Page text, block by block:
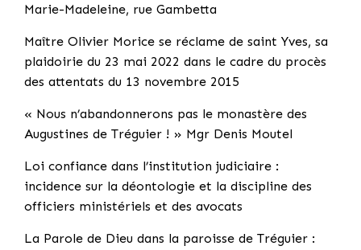
Marie-Madeleine, rue Gambetta
Maître Olivier Morice se réclame de saint Yves, sa
plaidoirie du 23 mai 2022 dans le cadre du procès
des attentats du 13 novembre 2015
« Nous n’abandonnerons pas le monastère des
Augustines de Tréguier ! » Mgr Denis Moutel
Loi confiance dans l’institution judiciaire :
incidence sur la déontologie et la discipline des
officiers ministériels et des avocats
La Parole de Dieu dans la paroisse de Tréguier :